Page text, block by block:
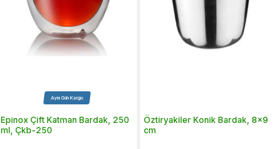
Aynı Gün Kargo
Epinox Çift Katman Bardak, 250
ml, Çkb-250
Öztiryakiler Konik Bardak, 8x9
cm